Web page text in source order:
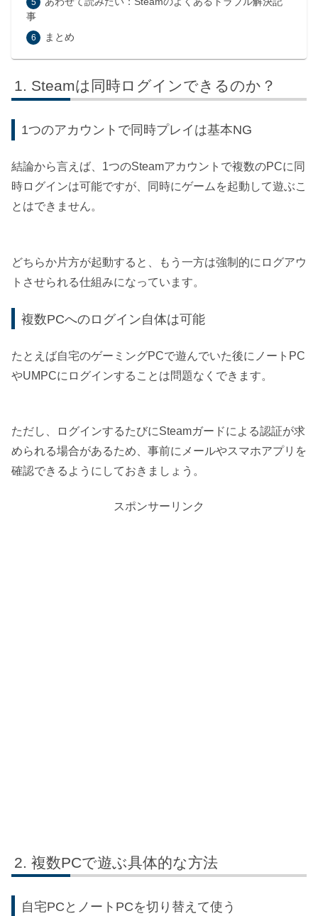
事
まとめ
Steamは同時ログインできるのか？
1つのアカウントで同時プレイは基本NG
結論から言えば、1つのSteamアカウントで複数のPCに同
時ログインは可能ですが、同時にゲームを起動して遊ぶこ
とはできません。
どちらか片方が起動すると、もう一方は強制的にログアウ
トさせられる仕組みになっています。
複数PCへのログイン自体は可能
たとえば自宅のゲーミングPCで遊んでいた後にノートPC
やUMPCにログインすることは問題なくできます。
ただし、ログインするたびにSteamガードによる認証が求
められる場合があるため、事前にメールやスマホアプリを
確認できるようにしておきましょう。
スポンサーリンク
複数PCで遊ぶ具体的な方法
自宅PCとノートPCを切り替えて使う